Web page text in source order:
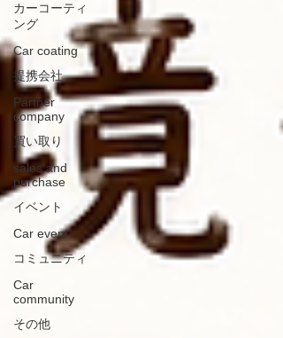
カーコーティ
ング
Car coating
提携会社
Partner
company
買い取り
sales and
purchase
イベント
Car event
コミュニティ
Car
community
その他